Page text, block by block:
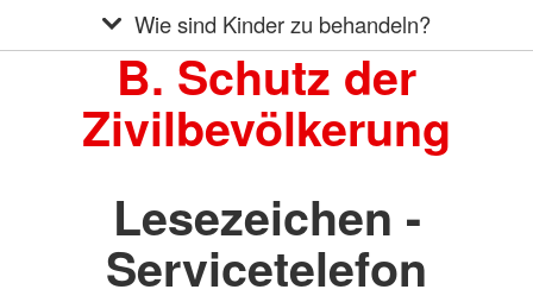
Wie sind Kinder zu behandeln?
B. Schutz der
Zivilbevölkerung
Lesezeichen -
Servicetelefon